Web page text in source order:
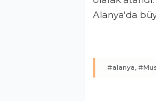
Alanya'da
#alanya,